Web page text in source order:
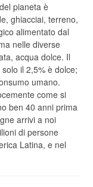
pianeta è
ghiacciai, terreno,
alimentato dal
nelle diverse
acqua dolce. Il
il 2,5% è dolce;
umano.
come si
ben 40 anni prima
arrivi a noi
di persone
Latina, e nel